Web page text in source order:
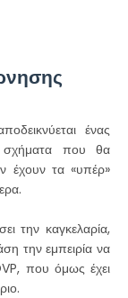
ένας
σχήματα που θα
έχουν τα «υπέρ»
την καγκελαρία,
την εμπειρία να
που όμως έχει